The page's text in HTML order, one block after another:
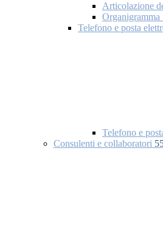
Articolazione
Organigramma
Telefono e posta
Telefono e
Consulenti e collaboratori